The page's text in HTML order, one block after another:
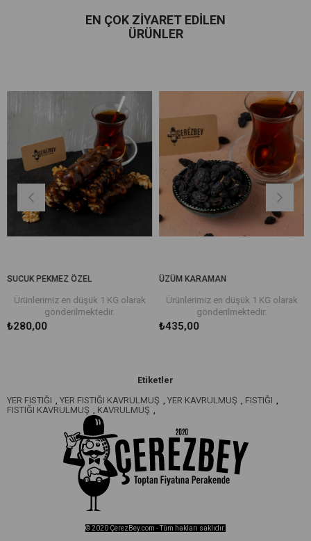
EN ÇOK ZIYARET EDILEN
ÜRÜNLER
PEKMEZ ÖZEL
en düşük 1 KG olarak
gönderilmektedir.
ÜZÜM KARAMAN
Ürünlerimiz en düşük 1 KG olarak
gönderilmektedir.
₺435,00
Etiketler
YER FISTIĞI
YER FISTIĞI KAVRULMUŞ YER KAVRULMUŞ FISTIĞI
FISTIĞI KAVRULMUŞ
KAVRULMUŞ
© 2020 ÇerezBey.com - Tüm hakları saklıdır.